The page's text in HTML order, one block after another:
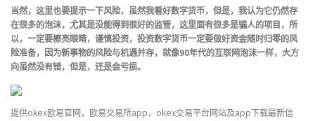
当然，这里也要提示一下风险，虽然我看好数字货币，但是，我认为它仍然存
在很多的泡沫，尤其是没能得到很好的监管，这里面有很多是骗人的项目，所
以，一定要檫亮眼睛，谨慎投资，投资数字货币一定要做好资金随时归零的风
险准备，因为新事物的风险与机遇并存，就像90年代的互联网泡沫一样，大方
向虽然没有错，但是，还是会亏损。
提供okex欧易官网，欧易交易所app，okex交易平台网站及app下载最新信